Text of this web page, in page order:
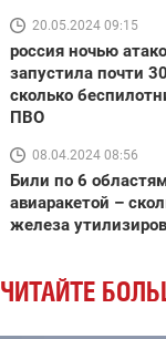
20.05.2024 09:15
россия ночью
запустила почти
сколько
ПВО
08.04.2024 08:56
Били по 6
авиаракетой –
железа
ЧИТАЙТЕ